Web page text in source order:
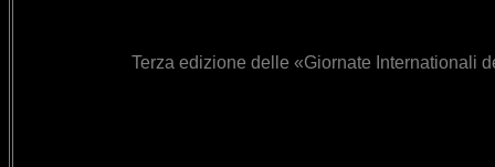
Terza edizione delle «Giornate Internationali